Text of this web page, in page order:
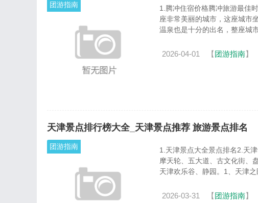
团游指南
1.腾冲住宿价格腾冲旅游最佳
座非常美丽的城市，这座城市
温泉也是十分的出名，整座城
2026-04-01 【团游指南】
天津景点排行榜大全_天津景点推荐 旅游景点排名
团游指南
1.天津景点大全景点排名2.天
摩天轮、五大道、古文化街、
天津欢乐谷、静园。1、天津之
2026-03-31 【团游指南】